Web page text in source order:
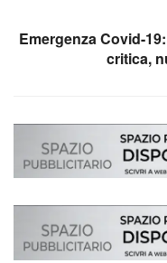
Emergenza Covid-
critica,